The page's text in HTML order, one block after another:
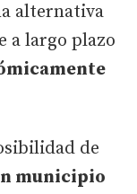
alternativa
a largo plazo
de
municipio